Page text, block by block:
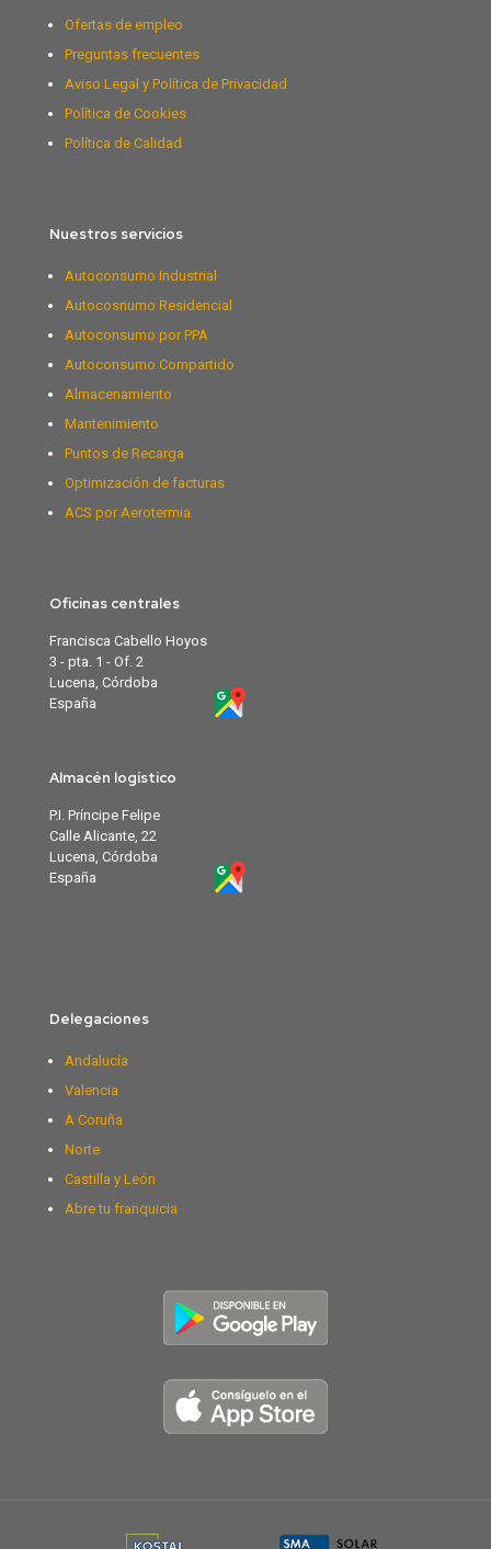
Ofertas de empleo
Preguntas frecuentes
Aviso Legal y Política de Privacidad
Política de Cookies
Política de Calidad
Nuestros servicios
Autoconsumo Industrial
Autocosnumo Residencial
Autoconsumo por PPA
Autoconsumo Compartido
Almacenamiento
Mantenimiento
Puntos de Recarga
Optimización de facturas
ACS por Aerotermia
Oficinas centrales
Francisca Cabello Hoyos
3 - pta. 1 - Of. 2
Lucena, Córdoba
España
Almacén logístico
P.I. Príncipe Felipe
Calle Alicante, 22
Lucena, Córdoba
España
Delegaciones
Andalucía
Valencia
A Coruña
Norte
Castilla y León
Abre tu franquicia